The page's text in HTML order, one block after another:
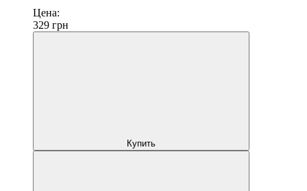
Цена:
329 грн
Купить